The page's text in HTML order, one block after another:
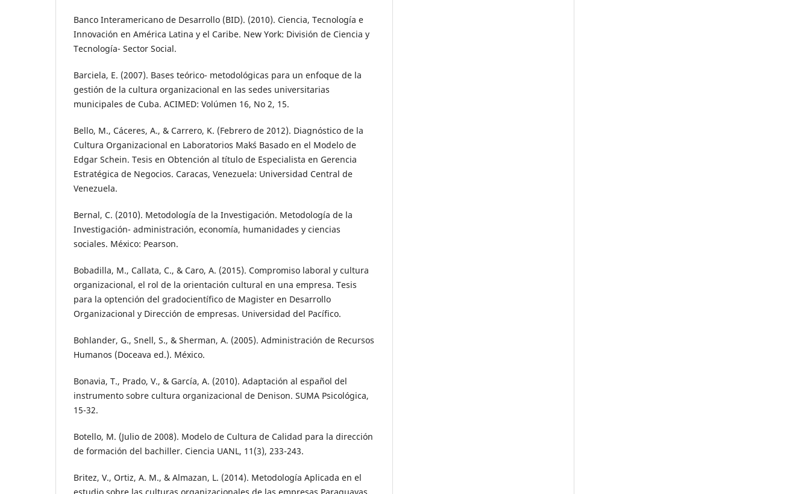
Banco Interamericano de Desarrollo (BID). (2010). Ciencia, Tecnología e
Innovación en América Latina y el Caribe. New York: División de Ciencia y
Tecnología- Sector Social.
Barciela, E. (2007). Bases teórico- metodológicas para un enfoque de la
gestión de la cultura organizacional en las sedes universitarias
municipales de Cuba. ACIMED: Volúmen 16, No 2, 15.
Bello, M., Cáceres, A., & Carrero, K. (Febrero de 2012). Diagnóstico de la
Cultura Organizacional en Laboratorios Mak´s Basado en el Modelo de
Edgar Schein. Tesis en Obtención al título de Especialista en Gerencia
Estratégica de Negocios. Caracas, Venezuela: Universidad Central de
Venezuela.
Bernal, C. (2010). Metodología de la Investigación. Metodología de la
Investigación- administración, economía, humanidades y ciencias
sociales. México: Pearson.
Bobadilla, M., Callata, C., & Caro, A. (2015). Compromiso laboral y cultura
organizacional, el rol de la orientación cultural en una empresa. Tesis
para la optención del gradocientífico de Magister en Desarrollo
Organizacional y Dirección de empresas. Universidad del Pacífico.
Bohlander, G., Snell, S., & Sherman, A. (2005). Administración de Recursos
Humanos (Doceava ed.). México.
Bonavia, T., Prado, V., & García, A. (2010). Adaptación al español del
instrumento sobre cultura organizacional de Denison. SUMA Psicológica,
15-32.
Botello, M. (Julio de 2008). Modelo de Cultura de Calidad para la dirección
de formación del bachiller. Ciencia UANL, 11(3), 233-243.
Britez, V., Ortiz, A. M., & Almazan, L. (2014). Metodología Aplicada en el